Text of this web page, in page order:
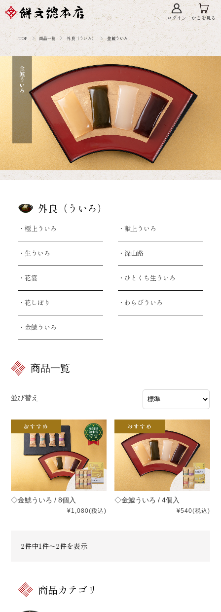
ログイン かごを見る
TOP 商品一覧 外良（ういろ） 金鯱ういろ
外良（ういろ）
・極上ういろ ・献上ういろ
・生ういろ ・深山路
・花宴 ・ひとくち生ういろ
・花しぼり ・わらびういろ
・金鯱ういろ
商品一覧
並び替え
◇金鯱ういろ / 8個入
¥1,080(税込)
◇金鯱ういろ / 4個入
¥540(税込)
2件中1件～2件を表示
商品カテゴリ